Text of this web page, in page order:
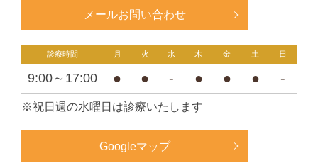
メールお問い合わせ
診療時間 月 火 水 木 金 土 日
9:00～17:00 ● ● - ● ● ● -
※祝日週の水曜日は診療いたします
Googleマップ